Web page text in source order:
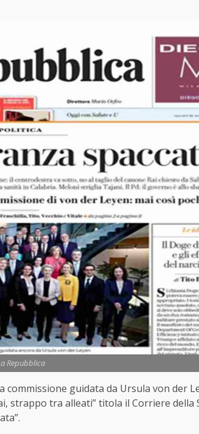
Repubblica
commissione guidata da Ursula von der
strappo tra alleati” titola il Corriere della